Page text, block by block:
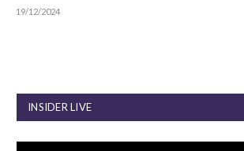
19/12/2024
INSIDER LIVE